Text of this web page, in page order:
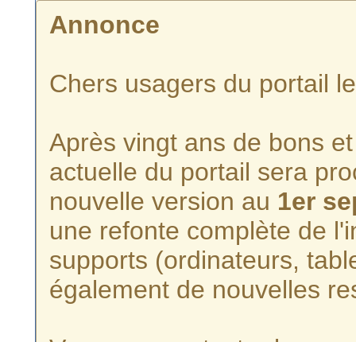
Annonce
Chers usagers du portail
Après vingt ans de bons
actuelle du portail sera
nouvelle version au 1er
une refonte complète de
supports (ordinateurs,
également de nouvelles